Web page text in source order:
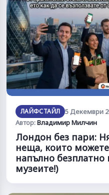
ЛАЙФСТАЙЛ
5 Декември
Автор:Владимир Милчин
Лондон без пари:
неща, които
напълно безплатно
музеите!)